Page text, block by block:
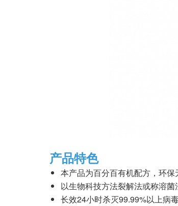
产品特色
本产品为百分百有机配方，环
以生物科技方法裂解法或称溶
长效24小时杀灭99.99%以上病